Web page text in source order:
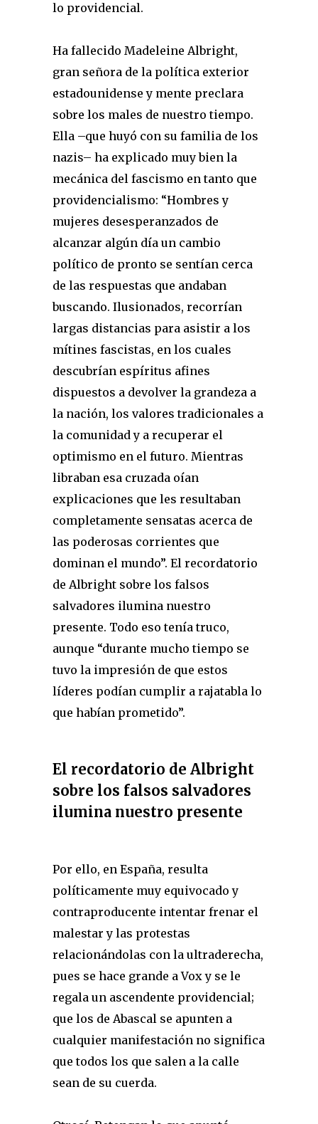
lo providencial.
Ha fallecido Madeleine Albright,
gran señora de la política exterior
estadounidense­ y mente preclara
sobre los males de nuestro tiempo.
Ella –que huyó con su familia de los
nazis– ha explicado muy bien la
mecánica del fascismo en tanto que
providencialismo: “Hombres y
mujeres desesperanzados de
alcanzar algún día un cambio
político de pronto se sentían cerca
de las respuestas que andaban
buscando. Ilusionados, recorrían
largas distancias para asistir a los
mítines fascistas, en los cuales
descubrían espíritus afines
dispuestos a devolver la grandeza a
la nación, los valores tradicionales a
la comunidad y a recuperar el
optimismo en el futuro. Mientras
libraban esa cruzada oían
explicaciones que les resultaban
completamente sensatas acerca de
las poderosas corrientes que
dominan el mundo”. El recordatorio
de Albright sobre los falsos
salvadores ilumina nuestro
presente. Todo eso tenía truco,
aunque “durante mucho tiempo se
tuvo la impresión de que estos
líderes podían cumplir a rajatabla lo
que habían prometido”.
El recordatorio de Albright
sobre los falsos salvadores
ilumina nuestro presente
Por ello, en España, resulta
políticamente muy equivocado y
contraproducente intentar frenar el
malestar y las protestas
relacionándolas con la ultraderecha,
pues se hace grande a Vox y se le
regala un ascendente providencial;
que los de Abascal se apunten a
cualquier manifestación no significa
que todos los que salen a la calle
sean de su cuerda.